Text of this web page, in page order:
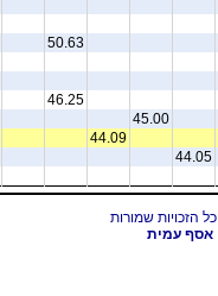
50.63
46.25
45.00
44.09
44.05
אסף עמית